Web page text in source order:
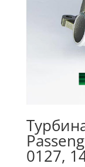
0127,